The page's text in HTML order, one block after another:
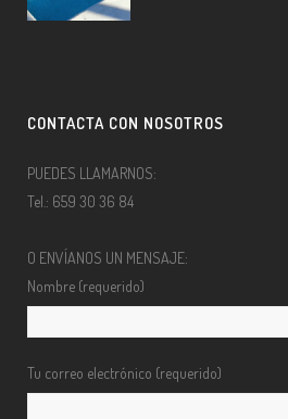
CONTACTA CON NOSOTROS
PUEDES LLAMARNOS:
Tel.: 659 30 36 84
O ENVÍANOS UN MENSAJE:
Nombre (requerido)
Tu correo electrónico (requerido)